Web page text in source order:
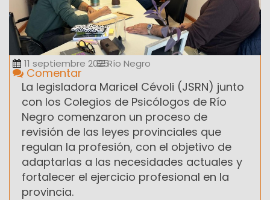
11 septiembre 2025Río Negro
Comentar
La legisladora Maricel Cévoli (JSRN) junto
con los Colegios de Psicólogos de Río
Negro comenzaron un proceso de
revisión de las leyes provinciales que
regulan la profesión, con el objetivo de
adaptarlas a las necesidades actuales y
fortalecer el ejercicio profesional en la
provincia.